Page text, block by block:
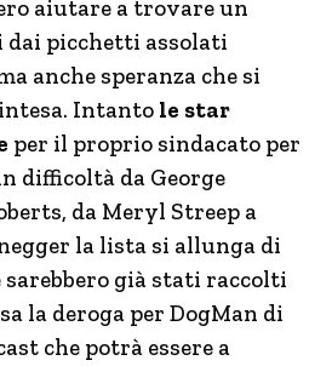
aiutare a trovare un
dai picchetti assolati
anche speranza che si
Intanto le star
per il proprio sindacato per
difficoltà da George
da Meryl Streep a
la lista si allunga di
già stati raccolti
la deroga per DogMan di
che potrà essere a